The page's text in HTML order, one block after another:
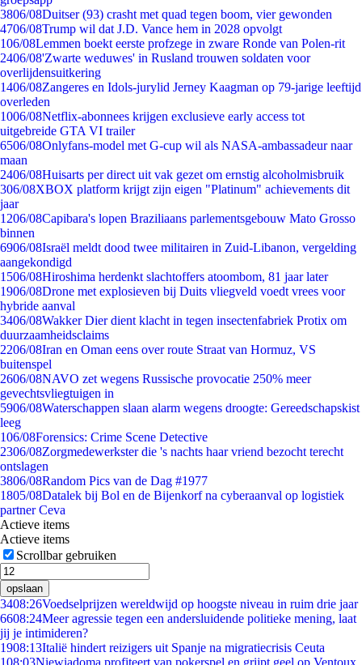
3806/08Duitser (93) crasht met quad tegen boom, vier gewonden
4706/08Trump wil dat J.D. Vance hem in 2028 opvolgt
106/08Lemmen boekt eerste profzege in zware Ronde van Polen-rit
2406/08'Zwarte weduwes' in Rusland trouwen soldaten voor
overlijdensuitkering
1406/08Zangeres en Idols-jurylid Jerney Kaagman op 79-jarige leeftijd
overleden
1006/08Netflix-abonnees krijgen exclusieve early access tot
uitgebreide GTA VI trailer
6506/08Onlyfans-model met G-cup wil als NASA-ambassadeur naar
maan
2406/08Huisarts per direct uit vak gezet om ernstig alcoholmisbruik
306/08XBOX platform krijgt zijn eigen "Platinum" achievements dit
jaar
1206/08Capibara's lopen Braziliaans parlementsgebouw Mato Grosso
binnen
6906/08Israël meldt dood twee militairen in Zuid-Libanon, vergelding
aangekondigd
1506/08Hiroshima herdenkt slachtoffers atoombom, 81 jaar later
1906/08Drone met explosieven bij Duits vliegveld voedt vrees voor
hybride aanval
3406/08Wakker Dier dient klacht in tegen insectenfabriek Protix om
duurzaamheidsclaims
2206/08Iran en Oman eens over route Straat van Hormuz, VS
buitenspel
2606/08NAVO zet wegens Russische provocatie 250% meer
gevechtsvliegtuigen in
5906/08Waterschappen slaan alarm wegens droogte: Gereedschapskist
leeg
106/08Forensics: Crime Scene Detective
2306/08Zorgmedewerkster die 's nachts haar vriend bezocht terecht
ontslagen
3806/08Random Pics van de Dag #1977
1805/08Datalek bij Bol en de Bijenkorf na cyberaanval op logistiek
partner Ceva
Actieve items
Actieve items
Scrollbar gebruiken
opslaan
3408:26Voedselprijzen wereldwijd op hoogste niveau in ruim drie jaar
6608:24Meer agressie tegen een andersluidende politieke mening, laat
jij je intimideren?
1908:13Italië hindert reizigers uit Spanje na migratiecrisis Ceuta
108:03Niewiadoma profiteert van pokerspel en grijpt geel op Ventoux